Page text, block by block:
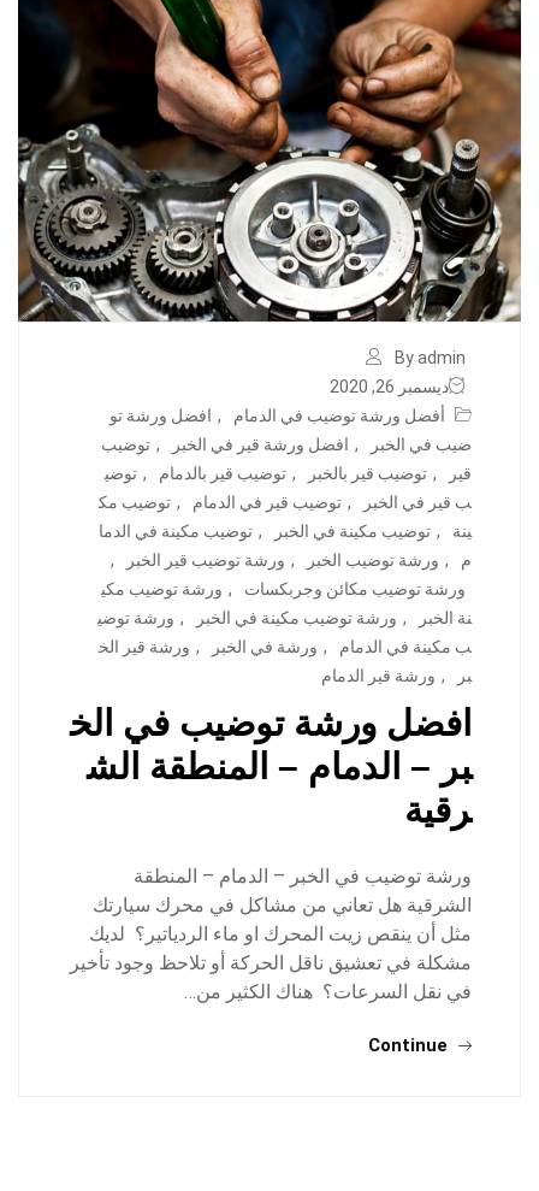
By admin
ديسمبر 26, 2020
أفضل ورشة توضيب في الدمام
, افضل ورشة تو
ضيب في الخبر
, افضل ورشة قير في الخبر , توضيب
قير
, توضيب قير بالخبر , توضيب قير بالدمام , توضي
ب قير في الخبر
, توضيب قير في الدمام , توضيب مك
ينة
, توضيب مكينة في الخبر , توضيب مكينة في الدما
م
, ورشة توضيب الخبر , ورشة توضيب قير الخبر
,
ورشة توضيب مكائن وجربكسات
, ورشة توضيب مكي
نة الخبر
, ورشة توضيب مكينة في الخبر , ورشة توضي
ب مكينة في الدمام
, ورشة في الخبر , ورشة قير الخ
بر
, ورشة قير الدمام
افضل ورشة توضيب في الخ
بر – الدمام – المنطقة الش
رقية
ورشة توضيب في الخبر – الدمام – المنطقة
الشرقية هل تعاني من مشاكل في محرك سيارتك
مثل أن ينقص زيت المحرك او ماء الردياتير؟ لديك
مشكلة في تعشيق ناقل الحركة أو تلاحظ وجود تأخير
في نقل السرعات؟ هناك الكثير من…
Continue